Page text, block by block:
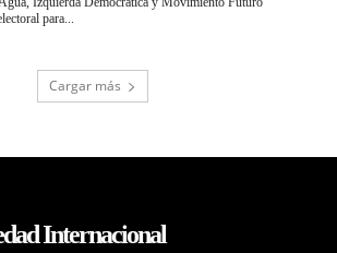
para...
Cargar más
Internacional